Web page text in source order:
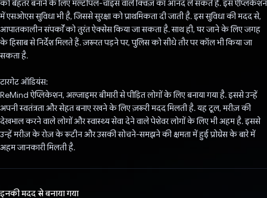
को बेहतर बनाने के लिए मल्टीपल-चॉइस वाले क्विज़ का आनंद ले सकते हैं. इस ऐप्लिकेशन
में एसओएस सुविधा भी है, जिससे सुरक्षा को प्राथमिकता दी जाती है. इस सुविधा की मदद से,
आपातकालीन संपर्कों को तुरंत ऐक्सेस किया जा सकता है. साथ ही, घर जाने के लिए जगह
के हिसाब से निर्देश मिलते हैं. ज़रूरत पड़ने पर, पुलिस को सीधे तौर पर कॉल भी किया जा
सकता है.
टारगेट ऑडियंस:
ReMind ऐप्लिकेशन, अल्जाइमर बीमारी से पीड़ित लोगों के लिए बनाया गया है. इससे उन्हें
अपनी स्वतंत्रता और सेहत बनाए रखने के लिए ज़रूरी मदद मिलती है. यह टूल, मरीज़ की
देखभाल करने वाले लोगों और स्वास्थ्य सेवा देने वाले पेशेवर लोगों के लिए भी अहम है. इससे
उन्हें मरीज़ के रोज़ के रूटीन और उसकी सोचने-समझने की क्षमता में हुई प्रोग्रेस के बारे में
अहम जानकारी मिलती है.
इनकी मदद से बनाया गया